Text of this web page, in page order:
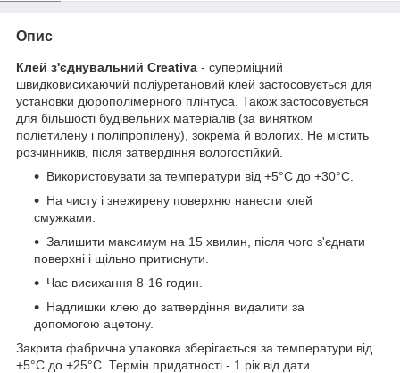
Опис
Клей з'єднувальний Creativa - суперміцний
швидковисихаючий поліуретановий клей застосовується для
установки дюрополімерного плінтуса. Також застосовується
для більшості будівельних матеріалів (за винятком
поліетилену і поліпропілену), зокрема й вологих. Не містить
розчинників, після затвердіння вологостійкий.
Використовувати за температури від +5°С до +30°С.
На чисту і знежирену поверхню нанести клей
смужками.
Залишити максимум на 15 хвилин, після чого з'єднати
поверхні і щільно притиснути.
Час висихання 8-16 годин.
Надлишки клею до затвердіння видалити за
допомогою ацетону.
Закрита фабрична упаковка зберігається за температури від
+5°С до +25°С. Термін придатності - 1 рік від дати